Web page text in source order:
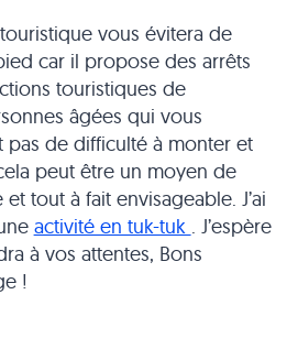
vous évitera de
car il propose des arrêts
touristiques de
âgées qui vous
pas de difficulté à monter et
peut être un moyen de
tout à fait envisageable. J’ai
activité en tuk-tuk . J’espère
à vos attentes, Bons
!